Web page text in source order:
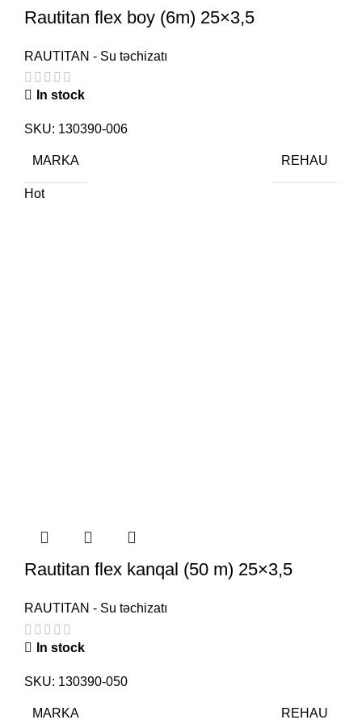
Rautitan flex boy (6m) 25×3,5
RAUTITAN - Su təchizatı
In stock
SKU: 130390-006
MARKA REHAU
Hot
Rautitan flex kanqal (50 m) 25×3,5
RAUTITAN - Su təchizatı
In stock
SKU: 130390-050
MARKA REHAU